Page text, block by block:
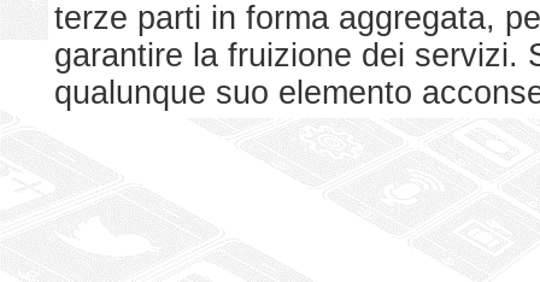
terze parti in forma aggregata,
garantire la fruizione dei servizi.
qualunque suo elemento